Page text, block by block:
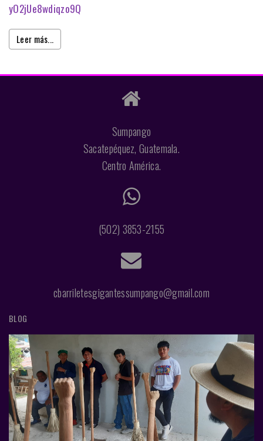
yO2jUe8wdiqzo9Q
Leer más...
Sumpango
Sacatepéquez, Guatemala.
Centro América.
(502) 3853-2155
cbarriletesgigantessumpango@gmail.com
BLOG